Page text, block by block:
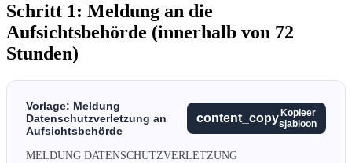
Schritt 1: Meldung an die
Aufsichtsbehörde (innerhalb von 72
Stunden)
Vorlage: Meldung
Datenschutzverletzung an
Aufsichtsbehörde
content_copy Kopieer
sjabloon
MELDUNG DATENSCHUTZVERLETZUNG